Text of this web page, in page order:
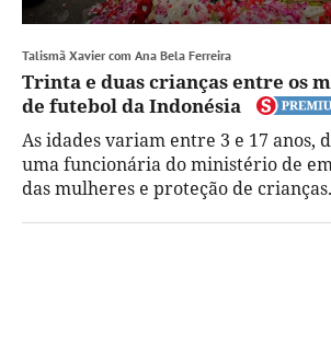
Talismã Xavier com Ana Bela Ferreira
Trinta e duas crianças entre os
de futebol da Indonésia
As idades variam entre 3 e 17 anos,
uma funcionária do ministério de
das mulheres e proteção de crianças.